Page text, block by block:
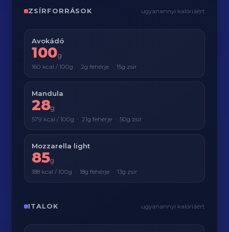
ZSÍRFORRÁSOK ugyanannyi kalóriáért
Avokádó
100g
160 kcal / 100g · 2g fehérje · 15g zsír
Mandula
28g
579 kcal / 100g · 21g fehérje · 50g zsír
Mozzarella light
85g
188 kcal / 100g · 18g fehérje · 13g zsír
ITALOK ugyanannyi kalóriáért